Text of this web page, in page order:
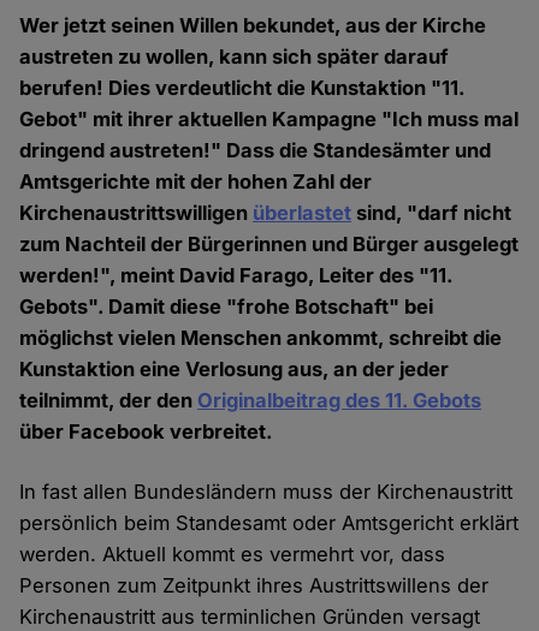
Wer jetzt seinen Willen bekundet, aus der Kirche
austreten zu wollen, kann sich später darauf
berufen! Dies verdeutlicht die Kunstaktion "11.
Gebot" mit ihrer aktuellen Kampagne "Ich muss mal
dringend austreten!" Dass die Standesämter und
Amtsgerichte mit der hohen Zahl der
Kirchenaustrittswilligen überlastet sind, "darf nicht
zum Nachteil der Bürgerinnen und Bürger ausgelegt
werden!", meint David Farago, Leiter des "11.
Gebots". Damit diese "frohe Botschaft" bei
möglichst vielen Menschen ankommt, schreibt die
Kunstaktion eine Verlosung aus, an der jeder
teilnimmt, der den Originalbeitrag des 11. Gebots
über Facebook verbreitet.
In fast allen Bundesländern muss der Kirchenaustritt
persönlich beim Standesamt oder Amtsgericht erklärt
werden. Aktuell kommt es vermehrt vor, dass
Personen zum Zeitpunkt ihres Austrittswillens der
Kirchenaustritt aus terminlichen Gründen versagt